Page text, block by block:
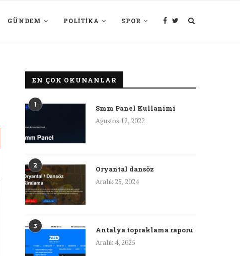
GÜNDEM POLITIKA SPOR
EN ÇOK OKUNANLAR
1
Smm Panel Kullanimi
Ağustos 12, 2022
2
Oryantal dansöz
Aralık 25, 2024
3
Antalya topraklama raporu
Aralık 4, 2025